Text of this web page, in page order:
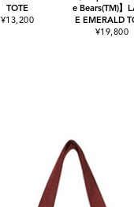
TOTE
¥13,200
e Bears(TM)】
E EMERALD
¥19,800